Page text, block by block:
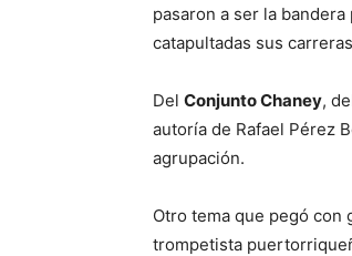
pasaron a ser la
catapultadas sus
Del Conjunto Chaney,
autoría de Rafael Pérez
agrupación.
Otro tema que pegó con
trompetista